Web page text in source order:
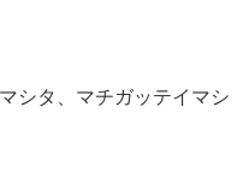
シタ、マチガッテイマシ